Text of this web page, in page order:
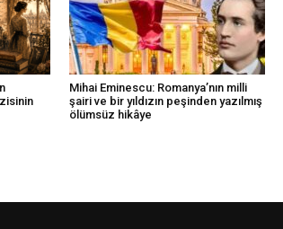
Mihai Eminescu: Romanya’nın milli
şairi ve bir yıldızın peşinden yazılmış
ölümsüz hikâye